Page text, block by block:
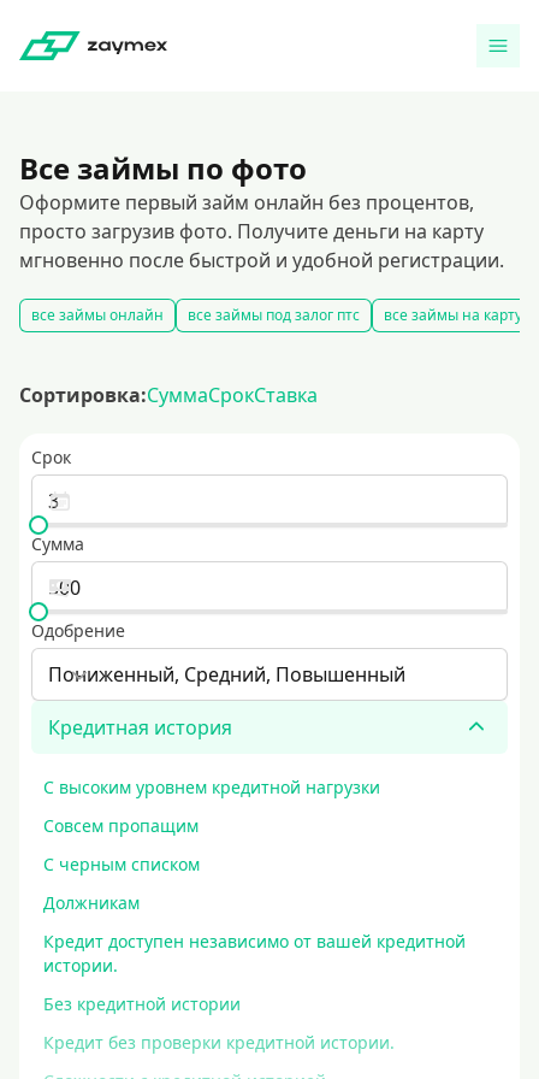
Все займы по фото
Оформите первый займ онлайн без процентов,
просто загрузив фото. Получите деньги на карту
мгновенно после быстрой и удобной регистрации.
все займы онлайн все займы под залог птс все займы на карту
Сортировка:СуммаСрокСтавка
Срок
Сумма
Одобрение
Пониженный, Средний, Повышенный
Кредитная история
С высоким уровнем кредитной нагрузки
Совсем пропащим
С черным списком
Должникам
Кредит доступен независимо от вашей кредитной
истории.
Без кредитной истории
Кредит без проверки кредитной истории.